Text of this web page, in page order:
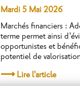
Mardi 5 Mai 2026
Marchés financiers :
terme permet ainsi
opportunistes et
potentiel de
Lire l'article